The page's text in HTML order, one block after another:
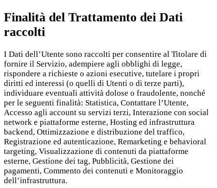
Finalità del Trattamento dei Dati
raccolti
I Dati dell’Utente sono raccolti per consentire al Titolare di
fornire il Servizio, adempiere agli obblighi di legge,
rispondere a richieste o azioni esecutive, tutelare i propri
diritti ed interessi (o quelli di Utenti o di terze parti),
individuare eventuali attività dolose o fraudolente, nonché
per le seguenti finalità: Statistica, Contattare l’Utente,
Accesso agli account su servizi terzi, Interazione con social
network e piattaforme esterne, Hosting ed infrastruttura
backend, Ottimizzazione e distribuzione del traffico,
Registrazione ed autenticazione, Remarketing e behavioral
targeting, Visualizzazione di contenuti da piattaforme
esterne, Gestione dei tag, Pubblicità, Gestione dei
pagamenti, Commento dei contenuti e Monitoraggio
dell’infrastruttura.